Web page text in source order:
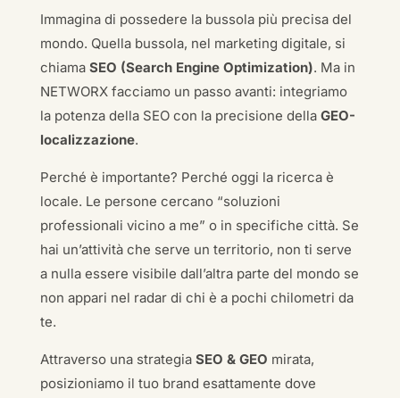
Immagina di possedere la bussola più precisa del
mondo. Quella bussola, nel marketing digitale, si
chiama SEO (Search Engine Optimization). Ma in
NETWORX facciamo un passo avanti: integriamo
la potenza della SEO con la precisione della GEO-
localizzazione.
Perché è importante? Perché oggi la ricerca è
locale. Le persone cercano “soluzioni
professionali vicino a me” o in specifiche città. Se
hai un’attività che serve un territorio, non ti serve
a nulla essere visibile dall’altra parte del mondo se
non appari nel radar di chi è a pochi chilometri da
te.
Attraverso una strategia SEO & GEO mirata,
posizioniamo il tuo brand esattamente dove